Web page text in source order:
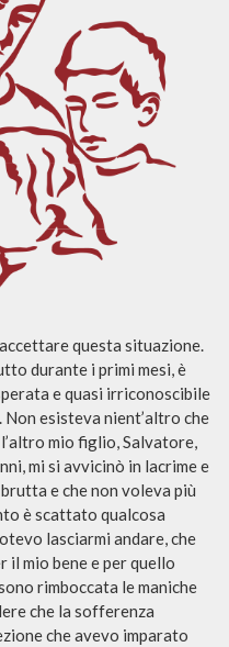
questa situazione.
durante i primi mesi, è
e quasi irriconoscibile
esisteva nient’altro che
mio figlio, Salvatore,
mi si avvicinò in lacrime e
e che non voleva più
è scattato qualcosa
lasciarmi andare, che
il mio bene e per quello
rimboccata le maniche
che la sofferenza
che avevo imparato